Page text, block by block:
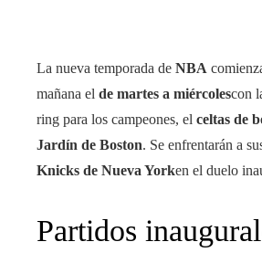
La nueva temporada de NBA
mañana el de martes a miércolescon
ring para los campeones, el celtas de
Jardín de Boston. Se enfrentarán a
Knicks de Nueva Yorken el duelo
Partidos